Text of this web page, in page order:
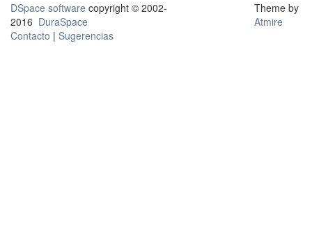
DSpace software copyright © 2002-
2016 DuraSpace
Contacto | Sugerencias
Theme by
Atmire